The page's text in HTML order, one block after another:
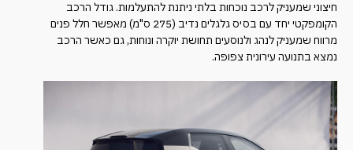
חיצוני שמעניק לרכב נוכחות בלתי ניתנת להתעלמות. גודל הרכב
הקומפקטי יחד עם בסיס גלגלים נדיב (275 ס"מ) מאפשר חלל פנים
מרווח שמעניק לנהג ולנוסעים תחושת יוקרה ונוחות, גם כאשר הרכב
נמצא בתנועה עירונית צפופה.